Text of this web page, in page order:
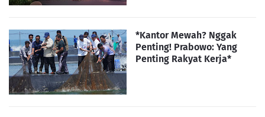
*Kantor Mewah? Nggak
Penting! Prabowo: Yang
Penting Rakyat Kerja*